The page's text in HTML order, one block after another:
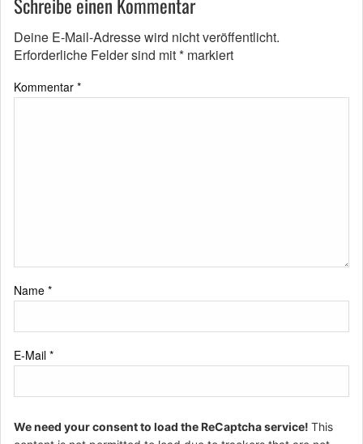
Schreibe einen Kommentar
Deine E-Mail-Adresse wird nicht veröffentlicht.
Erforderliche Felder sind mit* markiert
Kommentar *
Name *
E-Mail *
We need your consent to load the ReCaptcha service! This